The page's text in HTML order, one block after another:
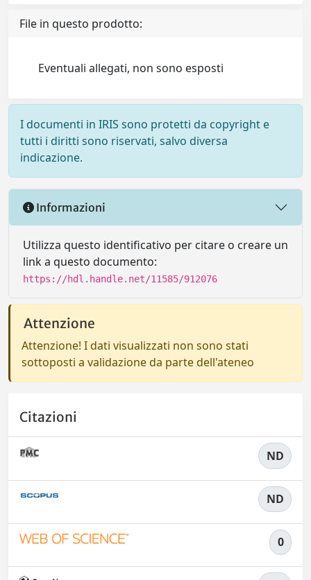
File in questo prodotto:
Eventuali allegati, non sono esposti
I documenti in IRIS sono protetti da copyright e
tutti i diritti sono riservati, salvo diversa
indicazione.
Informazioni
Utilizza questo identificativo per citare o creare un
link a questo documento:
https://hdl.handle.net/11585/912076
Attenzione
Attenzione! I dati visualizzati non sono stati
sottoposti a validazione da parte dell'ateneo
Citazioni
ND
ND
0